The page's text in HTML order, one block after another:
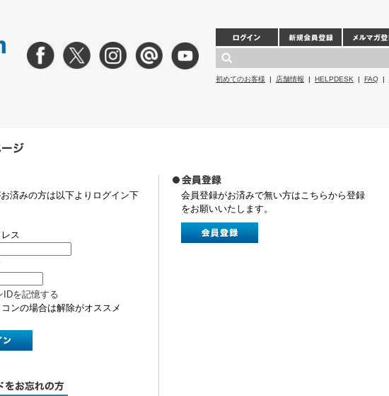
初めてのお客様 | 店舗情報 | HELPDESK | FAQ |
済みの方は以下よりログイン下
ス
IDを記憶する
ンの場合は解除がオススメ
会員登録がお済みで無い方はこちらから登録
をお願いいたします。